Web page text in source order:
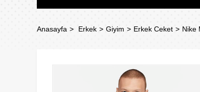
Anasayfa Erkek Giyim Erkek Ceket Nike